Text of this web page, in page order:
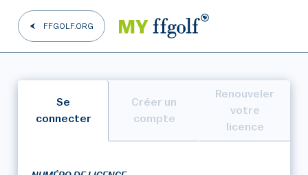
FFGOLF.ORG
Se
connecter
Créer un
compte
Renouveler
votre
licence